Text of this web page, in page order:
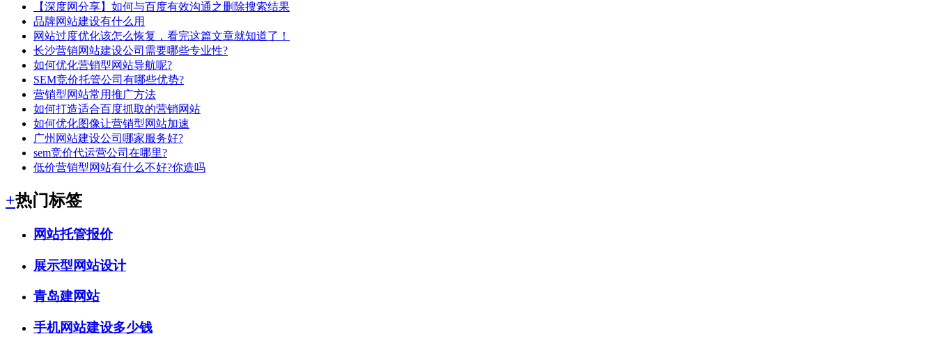
【深度网分享】如何与百度有效沟通之删除搜索结果
品牌网站建设有什么用
网站过度优化该怎么恢复，看完这篇文章就知道了！
长沙营销网站建设公司需要哪些专业性?
如何优化营销型网站导航呢?
SEM竞价托管公司有哪些优势?
营销型网站常用推广方法
如何打造适合百度抓取的营销网站
如何优化图像让营销型网站加速
广州网站建设公司哪家服务好?
sem竞价代运营公司在哪里?
低价营销型网站有什么不好?你造吗
+热门标签
网站托管报价
展示型网站设计
青岛建网站
手机网站建设多少钱